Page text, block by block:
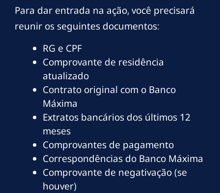
Para dar entrada na ação, você precisará
reunir os seguintes documentos:
RG e CPF
Comprovante de residência
atualizado
Contrato original com o Banco
Máxima
Extratos bancários dos últimos 12
meses
Comprovantes de pagamento
Correspondências do Banco Máxima
Comprovante de negativação (se
houver)